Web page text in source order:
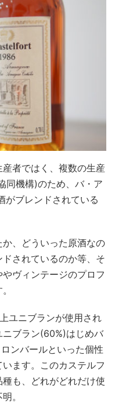
者ではく、複数の生産
同機構)のため、バ・ア
がブレンドされている
、どういった原酒なの
されているのか等、そ
ヴィンテージのプロフ
ユニブランが使用され
ブラン(60%)はじめバ
ンバールといった個性
ます。このカステルフ
も、どれがどれだけ使
。